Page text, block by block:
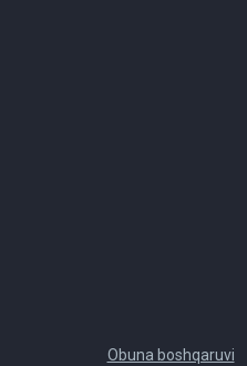
Obuna boshqaruvi